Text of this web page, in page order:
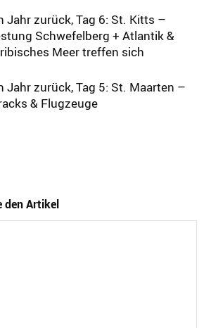
Jahr zurück, Tag 6: St. Kitts –
Schwefelberg + Atlantik &
Meer treffen sich
Jahr zurück, Tag 5: St. Maarten –
& Flugzeuge
den Artikel